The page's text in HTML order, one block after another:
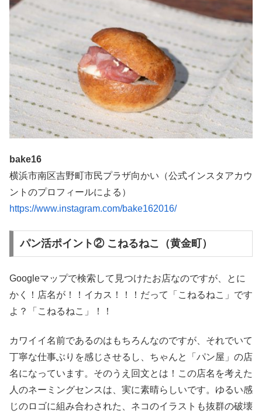
bake16
横浜市南区吉野町市民プラザ向かい（公式インスタアカウ
ントのプロフィールによる）
https://www.instagram.com/bake162016/
パン活ポイント② こねるねこ（黄金町）
Googleマップで検索して見つけたお店なのですが、とに
かく！店名が！！イカス！！！だって「こねるねこ」です
よ？「こねるねこ」！！
カワイイ名前であるのはもちろんなのですが、それでいて
丁寧な仕事ぶりを感じさせるし、ちゃんと「パン屋」の店
名になっています。そのうえ回文とは！この店名を考えた
人のネーミングセンスは、実に素晴らしいです。ゆるい感
じのロゴに組み合わされた、ネコのイラストも抜群の破壊